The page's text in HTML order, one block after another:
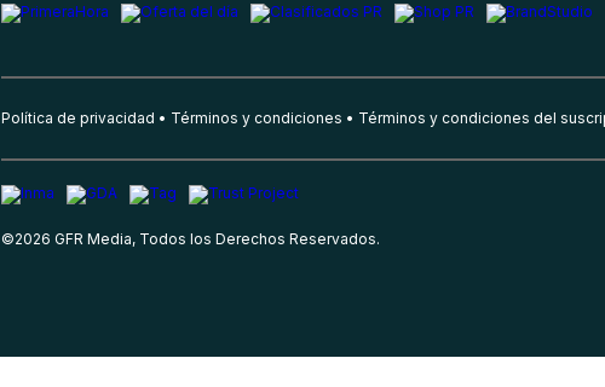
Política de privacidad Términos y condiciones Términos y condiciones del
©2026 GFR Media, Todos los Derechos Reservados.